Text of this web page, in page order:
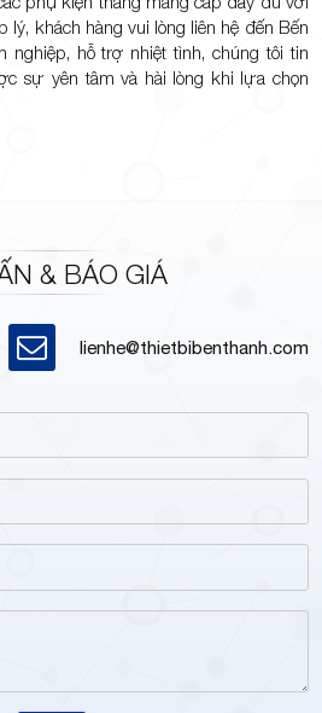
lý, khách hàng vui lòng liên hệ đến Bến
nghiệp, hỗ trợ nhiệt tình, chúng tôi tin
sự yên tâm và hài lòng khi lựa chọn
& BÁO GIÁ
lienhe@thietbibenthanh.com